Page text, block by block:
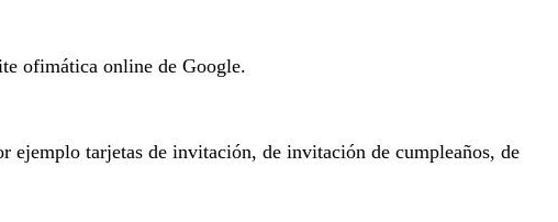
ofimática online de Google.
ejemplo tarjetas de invitación, de invitación de cumpleaños, de